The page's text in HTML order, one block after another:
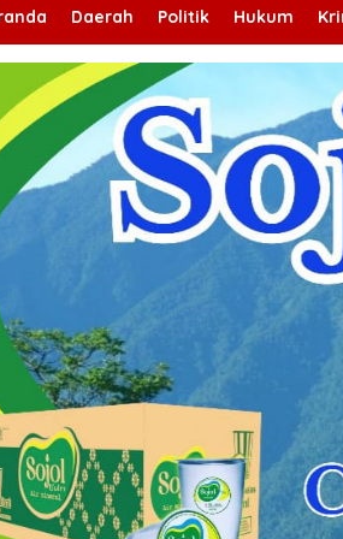
Daerah Politik Hukum